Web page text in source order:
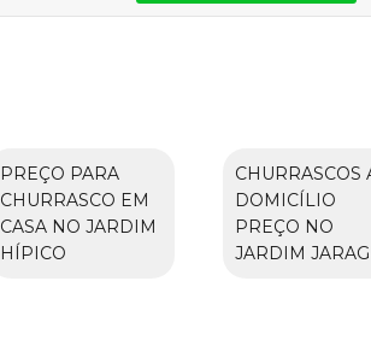
PREÇO PARA
CHURRASCO EM
CASA NO JARDIM
HÍPICO
CHURRASCOS
DOMICÍLIO
PREÇO NO
JARDIM